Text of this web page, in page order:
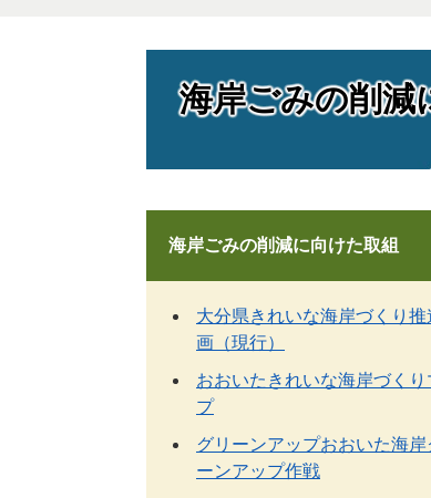
海岸ごみの削減
海岸ごみの削減に向けた取組
大分県きれいな海岸づくり推
画（現行）
おおいたきれいな海岸づくり
プ
グリーンアップおおいた海岸
ーンアップ作戦